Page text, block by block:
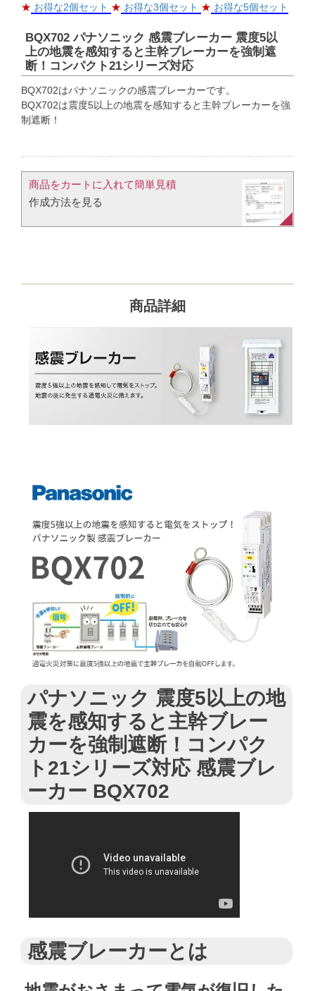
★ お得な2個セット ★ お得な3個セット ★ お得な5個セット
BQX702 パナソニック 感震ブレーカー 震度5以
上の地震を感知すると主幹ブレーカーを強制遮
断！コンパクト21シリーズ対応
BQX702はパナソニックの感震ブレーカーです。
BQX702は震度5以上の地震を感知すると主幹ブレーカーを強
制遮断！
商品をカートに入れて簡単見積​
作成方法を見る​​
商品詳細
パナソニック 震度5以上の地
震を感知すると主幹ブレー
カーを強制遮断！コンパク
ト21シリーズ対応 感震ブレ
ーカー BQX702
感震ブレーカーとは